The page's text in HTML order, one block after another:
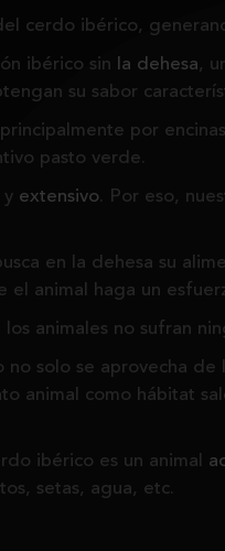
cerdo ibérico,
ibérico sin la dehesa,
su sabor
por
pasto verde.
y extensivo. Por eso,
en la dehesa su
animal haga un
animales no sufran
no solo se aprovecha
animal como hábitat
ibérico es un animal
setas, agua, etc.